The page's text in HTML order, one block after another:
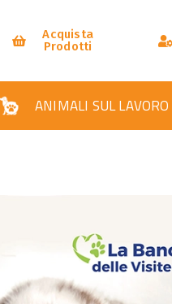
Acquista
Prodotti
ANIMALI SUL LAVORO